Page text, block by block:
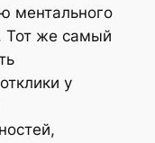
ментального
Тот же самый
у